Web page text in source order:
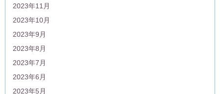
2023年11月
2023年10月
2023年9月
2023年8月
2023年7月
2023年6月
2023年5月